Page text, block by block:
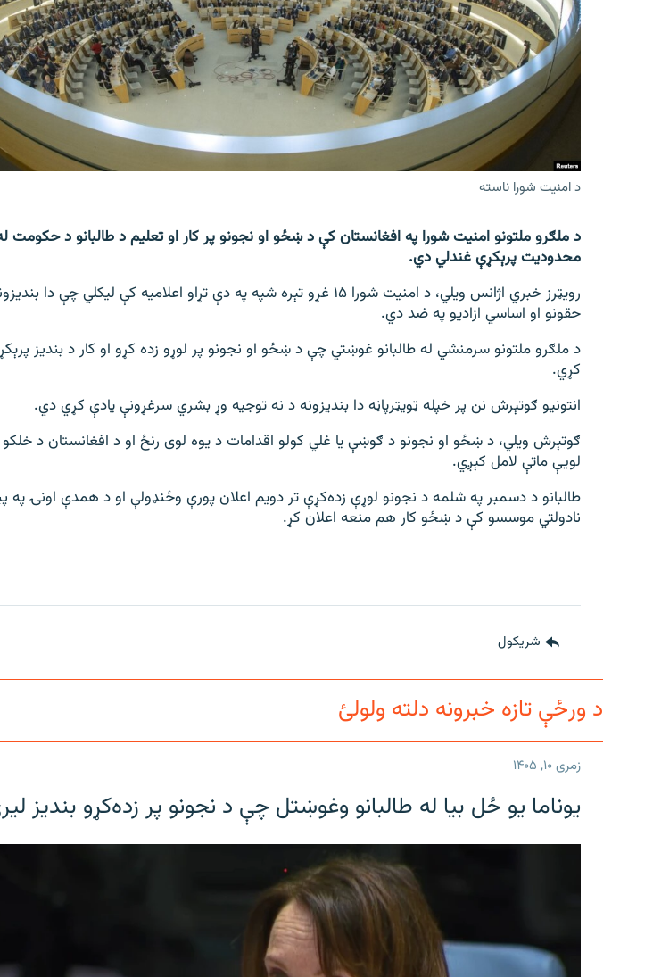
د امنيت شورا ناسته
د ملګرو ملتونو امنیت شورا په افغانستان کې د ښځو او نجونو پر کار او تعلیم د طالبانو د حکومت
محدودیت پرېکړې غندلي دي.
رویټرز خبري اژانس ویلي، د امنیت شورا ۱۵ غړو تېره شپه په دې تړاو اعلامیه کې لیکلي چې
حقونو او اساسي ازادیو په ضد دي.
د ملګرو ملتونو سرمنشي له طالبانو غوښتي چې د ښځو او نجونو پر لوړو زده کړو او کار د بندیز
کړي.
انتونیو ګوتېرش نن پر خپله ټویټرپاڼه دا بندیزونه د نه توجیه وړ بشري سرغړونې یادې کړي دي.
ګوتېرش ویلي، د ښځو او نجونو د ګوښې یا غلي کولو اقدامات د یوه لوی رنځ او د افغانستان د خلکو د
لویې ماتې لامل کېږي.
طالبانو د دسمبر په شلمه د نجونو لوړې زده‌کړې تر دویم اعلان پورې وځنډولې او د همدې اونۍ په
نادولتي موسسو کې د ښځو کار هم منعه اعلان کړ.
شريکول
د ورځې تازه خبرونه دلته ولولئ
زمری ۱۰, ۱۴۰۵
یوناما یو ځل بیا له طالبانو وغوښتل چې د نجونو پر زده‌کړو بندیز